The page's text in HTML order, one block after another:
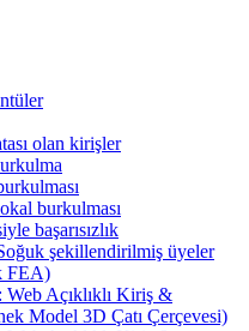
olan kirişler
burkulması
başarısızlık
şekillendirilmiş üyeler
FEA)
Web Açıklıklı Kiriş &
Model 3D Çatı Çerçevesi)